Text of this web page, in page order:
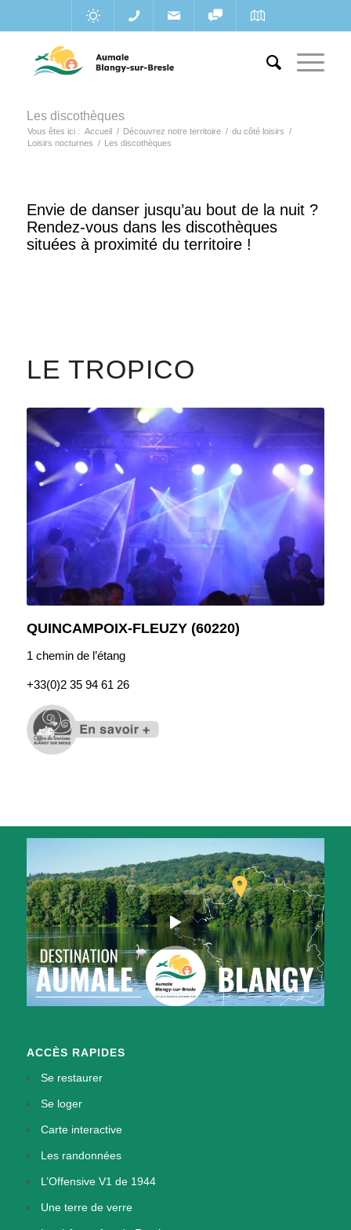
Les discothèques
Vous êtes ici : Accueil / Découvrez notre territoire / du côté loisirs /
Loisirs nocturnes / Les discothèques
Envie de danser jusqu’au bout de la nuit ?
Rendez-vous dans les discothèques
situées à proximité du territoire !
LE TROPICO
QUINCAMPOIX-FLEUZY (60220)
1 chemin de l’étang
+33(0)2 35 94 61 26
ACCÈS RAPIDES
Se restaurer
Se loger
Carte interactive
Les randonnées
L’Offensive V1 de 1944
Une terre de verre